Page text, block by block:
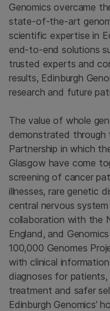
Genomics overcame
state-of-the-art
scientific expertise in
end-to-end solutions
trusted experts and
results, Edinburgh
research and future
The value of whole
demonstrated through
Partnership in which
Glasgow have come
screening of cancer
illnesses, rare genetic
central nervous
collaboration with the
England, and
100,000 Genomes
with clinical
diagnoses for
treatment and safer
Edinburgh Genomics’